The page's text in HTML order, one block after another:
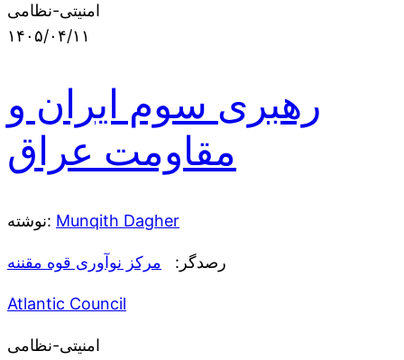
امنیتی-نظامی
۱۴۰۵/۰۴/۱۱
رهبری سوم ایران و
مقاومت عراق
نوشته: Munqith Dagher
رصدگر: مرکز نوآوری قوه مقننه
Atlantic Council
امنیتی-نظامی